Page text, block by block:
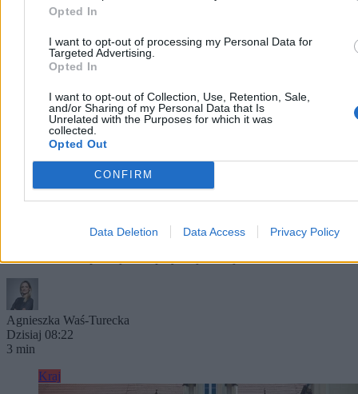
Opted In
I want to opt-out of processing my Personal Data for
Targeted Advertising.
Opted In
I want to opt-out of Collection, Use, Retention, Sale,
and/or Sharing of my Personal Data that Is
Unrelated with the Purposes for which it was
collected.
Opted Out
CONFIRM
Data Deletion Data Access Privacy Policy
Konfederacja przygotowuje się do wyborów.
Zaczyna już układać listy
Konfederacji miała rozpocząć się już rywalizacja o najlepsze
Agnieszka Waś-Turecka
Dzisiaj 08:22
3 min
Kraj